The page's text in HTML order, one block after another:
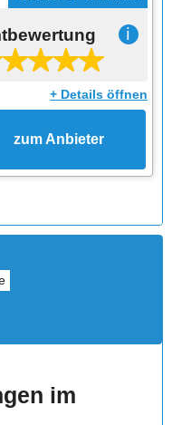
ℹ
+ Details öffnen
zum Anbieter
im